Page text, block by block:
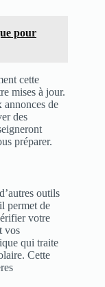
pour
cette
mises à jour.
annonces de
des
préparer.
outils
permet de
votre
vos
qui traite
Cette